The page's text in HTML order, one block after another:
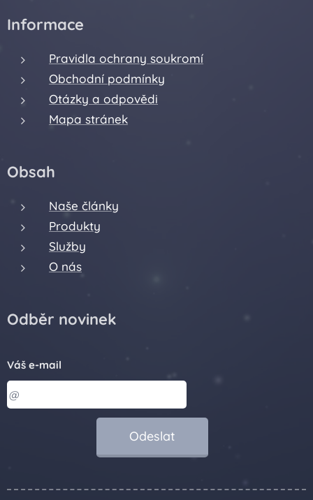
Informace
Pravidla ochrany soukromí
Obchodní podmínky
Otázky a odpovědi
Mapa stránek
Obsah
Naše články
Produkty
Služby
O nás
Odběr novinek
Váš e-mail
Odeslat